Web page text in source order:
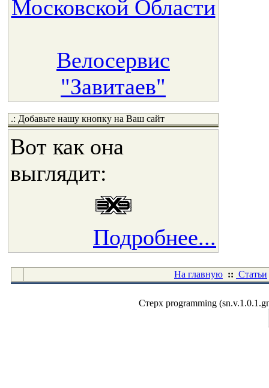
Московской Области
Велосервис
"Завитаев"
.: Добавьте нашу кнопку на Ваш сайт
Вот как она
выглядит:
Подробнее...
На главную :: Статьи
Стерх programming